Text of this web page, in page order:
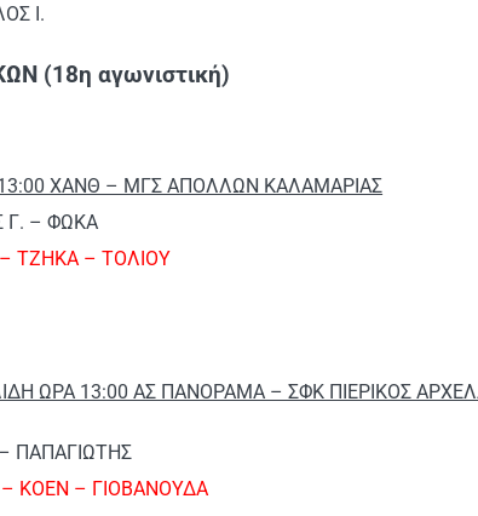
Ι.
(18η αγωνιστική)
ΧΑΝΘ – ΜΓΣ ΑΠΟΛΛΩΝ ΚΑΛΑΜΑΡΙΑΣ
Γ. – ΦΩΚΑ
ΤΖΗΚΑ – ΤΟΛΙΟΥ
ΩΡΑ 13:00 ΑΣ ΠΑΝΟΡΑΜΑ – ΣΦΚ ΠΙΕΡΙΚΟΣ
ΠΑΠΑΓΙΩΤΗΣ
ΚΟΕΝ – ΓΙΟΒΑΝΟΥΔΑ